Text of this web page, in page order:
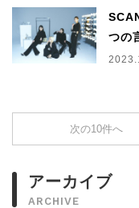
つの
次の10件へ
アーカイブ
ARCHIVE